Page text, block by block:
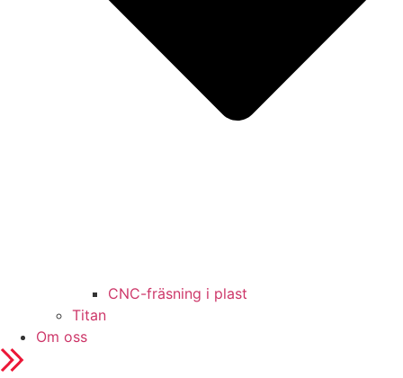
CNC-fräsning i plast
Titan
Om oss